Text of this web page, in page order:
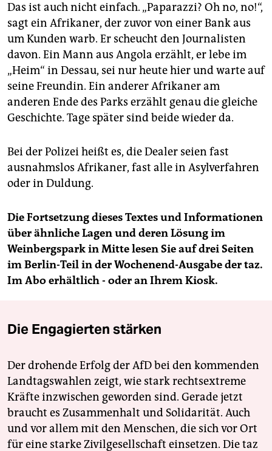
Das ist auch nicht einfach. „Paparazzi? Oh no, no!“,
sagt ein Afrikaner, der zuvor von einer Bank aus
um Kunden warb. Er scheucht den Journalisten
davon. Ein Mann aus Angola erzählt, er lebe im
„Heim“ in Dessau, sei nur heute hier und warte auf
seine Freundin. Ein anderer Afrikaner am
anderen Ende des Parks erzählt genau die gleiche
Geschichte. Tage später sind beide wieder da.
Bei der Polizei heißt es, die Dealer seien fast
ausnahmslos Afrikaner, fast alle in Asylverfahren
oder in Duldung.
Die Fortsetzung dieses Textes undInformationen
über ähnliche Lagen und deren Lösung im
Weinbergspark in Mitte lesen Sieauf drei Seiten
im Berlin-Teil in der Wochenend-Ausgabe der taz.
Im Abo erhältlich - oder an Ihrem Kiosk.
Die Engagierten stärken
Der drohende Erfolg der AfD bei den kommenden
Landtagswahlen zeigt, wie stark rechtsextreme
Kräfte inzwischen geworden sind. Gerade jetzt
braucht es Zusammenhalt und Solidarität. Auch
und vor allem mit den Menschen, die sich vor Ort
für eine starke Zivilgesellschaft einsetzen. Die taz